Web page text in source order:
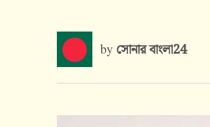
by সোনার বাংলা24